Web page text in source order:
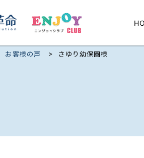
お客様の声 > さゆり幼保園様